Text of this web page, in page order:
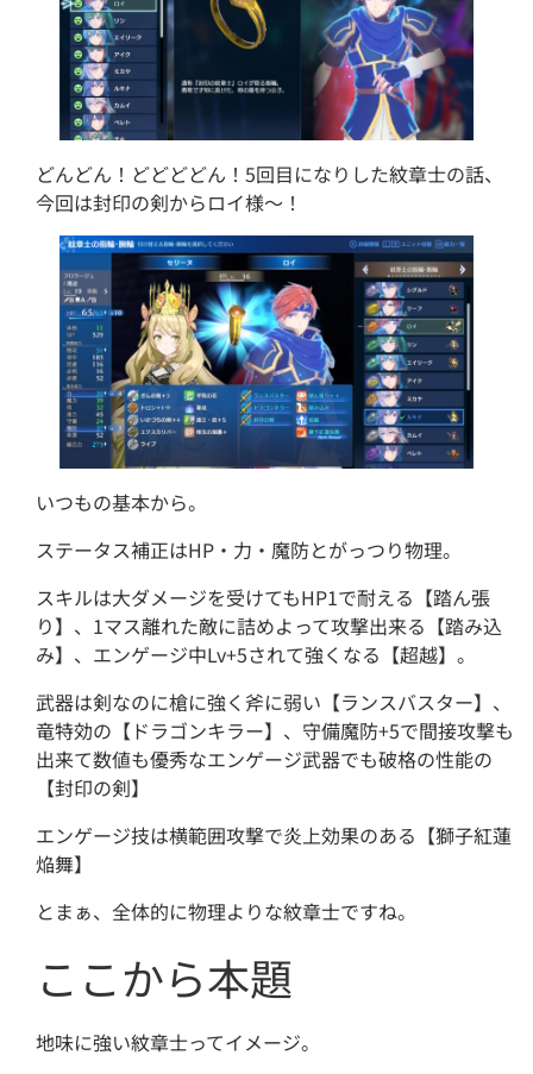
どんどん！どどどどん！5回目になりした紋章士の話、
今回は封印の剣からロイ様～！
いつもの基本から。
ステータス補正はHP・力・魔防とがっつり物理。
スキルは大ダメージを受けてもHP1で耐える【踏ん張
り】、1マス離れた敵に詰めよって攻撃出来る【踏み込
み】、エンゲージ中Lv+5されて強くなる【超越】。
武器は剣なのに槍に強く斧に弱い【ランスバスター】、
竜特効の【ドラゴンキラー】、守備魔防+5で間接攻撃も
出来て数値も優秀なエンゲージ武器でも破格の性能の
【封印の剣】
エンゲージ技は横範囲攻撃で炎上効果のある【獅子紅蓮
焔舞】
とまぁ、全体的に物理よりな紋章士ですね。
ここから本題
地味に強い紋章士ってイメージ。